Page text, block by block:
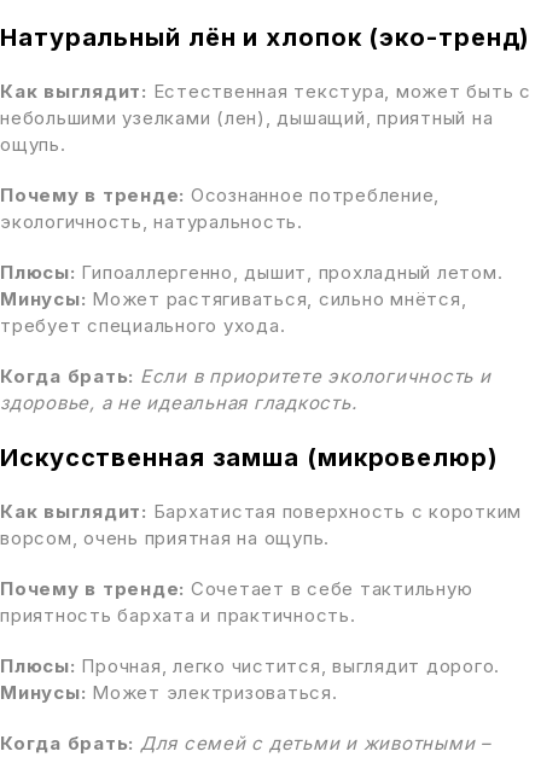
Натуральный лён и хлопок (эко-тренд)
Как выглядит: Естественная текстура, может быть с
небольшими узелками (лен), дышащий, приятный на
ощупь.
Почему в тренде: Осознанное потребление,
экологичность, натуральность.
Плюсы: Гипоаллергенно, дышит, прохладный летом.
Минусы: Может растягиваться, сильно мнётся,
требует специального ухода.
Когда брать: Если в приоритете экологичность и
здоровье, а не идеальная гладкость.
Искусственная замша (микровелюр)
Как выглядит: Бархатистая поверхность с коротким
ворсом, очень приятная на ощупь.
Почему в тренде: Сочетает в себе тактильную
приятность бархата и практичность.
Плюсы: Прочная, легко чистится, выглядит дорого.
Минусы: Может электризоваться.
Когда брать: Для семей с детьми и животными –